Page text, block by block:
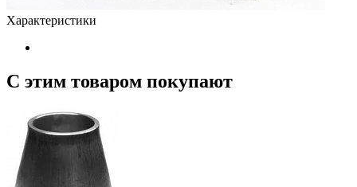
Характеристики
С этим товаром покупают